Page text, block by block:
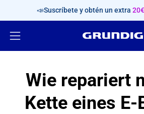
al
contenido
📣Suscríbete y obtén un extra
Abrir
navegación
Wie repariert
Kette eines E-